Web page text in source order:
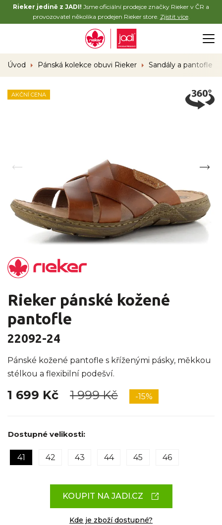
Rieker jedině z JADI! Jsme oficiální prodejce značky Rieker v ČR a
provozovatel několika prodejen Rieker store. Zjistit více.
Úvod Pánská kolekce obuvi Rieker Sandály a pantofle
AKČNÍ CENA
Rieker pánské kožené
pantofle
22092-24
Pánské kožené pantofle s kříženými pásky, měkkou
stélkou a flexibilní podešví.
1 699 Kč 1 999 Kč -15%
Dostupné velikosti:
41 42 43 44 45 46
KOUPIT NA JADI.CZ
Kde je zboží dostupné?